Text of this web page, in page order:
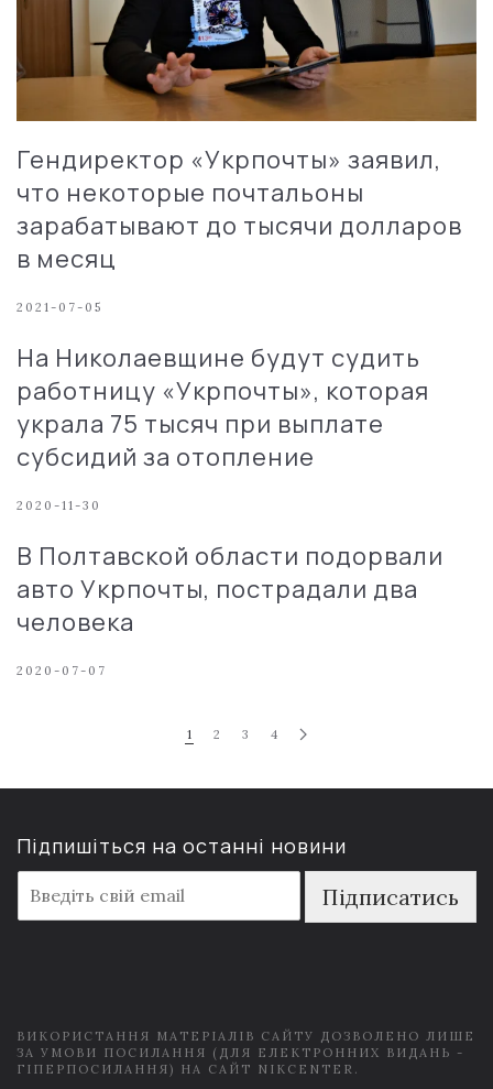
Гендиректор «Укрпочты» заявил,
что некоторые почтальоны
зарабатывают до тысячи долларов
в месяц
2021-07-05
На Николаевщине будут судить
работницу «Укрпочты», которая
украла 75 тысяч при выплате
субсидий за отопление
2020-11-30
В Полтавской области подорвали
авто Укрпочты, пострадали два
человека
2020-07-07
1 2 3 4
Підпишіться на останні новини
m
a
Підписатись
ВИКОРИСТАННЯ МАТЕРІАЛІВ САЙТУ ДОЗВОЛЕНО ЛИШЕ
ЗА УМОВИ ПОСИЛАННЯ (ДЛЯ ЕЛЕКТРОННИХ ВИДАНЬ -
ГІПЕРПОСИЛАННЯ) НА САЙТ NIKCENTER.